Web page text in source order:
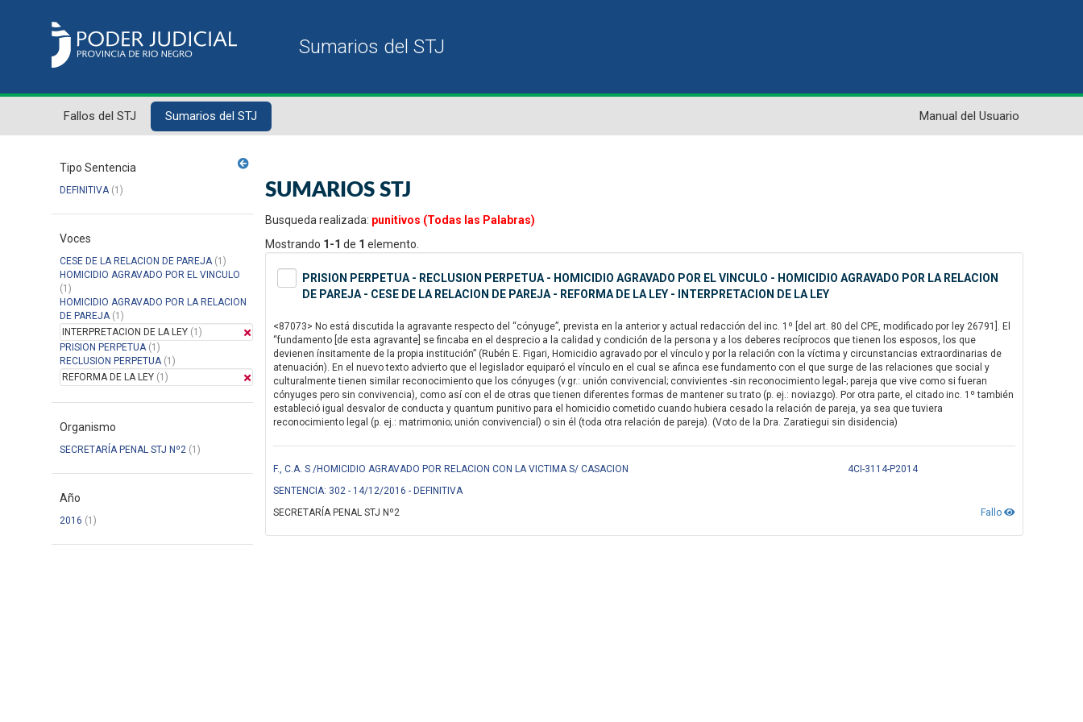
Fallos del STJ Sumarios del STJ Manual del Usuario
Tipo Sentencia
DEFINITIVA(1)
Voces
CESE DE LA RELACION DE PAREJA(1)
HOMICIDIO AGRAVADO POR EL VINCULO
(1)
HOMICIDIO AGRAVADO POR LA RELACION
DE PAREJA(1)
INTERPRETACION DE LA LEY (1)
PRISION PERPETUA(1)
RECLUSION PERPETUA(1)
REFORMA DE LA LEY (1)
Organismo
SECRETARÍA PENAL STJ Nº2 (1)
Año
2016 (1)
SUMARIOS STJ
Busqueda realizada: punitivos (Todas las Palabras)
Mostrando 1-1 de 1 elemento.
PRISION PERPETUA - RECLUSION PERPETUA - HOMICIDIO AGRAVADO POR EL VINCULO - HOMICIDIO AGRAVADO POR LA RELACION
DE PAREJA - CESE DE LA RELACION DE PAREJA - REFORMA DE LA LEY - INTERPRETACION DE LA LEY
<87073> No está discutida la agravante respecto del “cónyuge”, prevista en la anterior y actual redacción del inc. 1º [del art. 80 del CPE, modificado por ley 26791]. El
“fundamento [de esta agravante] se fincaba en el desprecio a la calidad y condición de la persona y a los deberes recíprocos que tienen los esposos, los que
devienen ínsitamente de la propia institución” (Rubén E. Figari, Homicidio agravado por el vínculo y por la relación con la víctima y circunstancias extraordinarias de
atenuación). En el nuevo texto advierto que el legislador equiparó el vínculo en el cual se afinca ese fundamento con el que surge de las relaciones que social y
culturalmente tienen similar reconocimiento que los cónyuges (v.gr.: unión convivencial; convivientes -sin reconocimiento legal-; pareja que vive como si fueran
cónyuges pero sin convivencia), como así con el de otras que tienen diferentes formas de mantener su trato (p. ej.: noviazgo). Por otra parte, el citado inc. 1º también
estableció igual desvalor de conducta y quantum punitivo para el homicidio cometido cuando hubiera cesado la relación de pareja, ya sea que tuviera
reconocimiento legal (p. ej.: matrimonio; unión convivencial) o sin él (toda otra relación de pareja). (Voto de la Dra. Zaratiegui sin disidencia)
F., C.A. S /HOMICIDIO AGRAVADO POR RELACION CON LA VICTIMA S/ CASACION
4CI-3114-P2014
SENTENCIA: 302 - 14/12/2016 - DEFINITIVA
Fallo
SECRETARÍA PENAL STJ Nº2